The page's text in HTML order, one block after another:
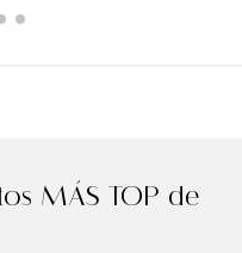
MÁS TOP de